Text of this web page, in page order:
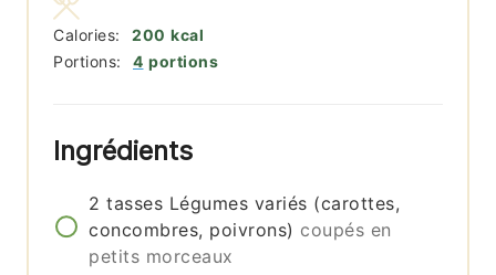
Portions: 4 portions
Calories: 200 kcal
Ingrédients
2 tasses Légumes variés (carottes,
concombres, poivrons) coupés en
petits morceaux